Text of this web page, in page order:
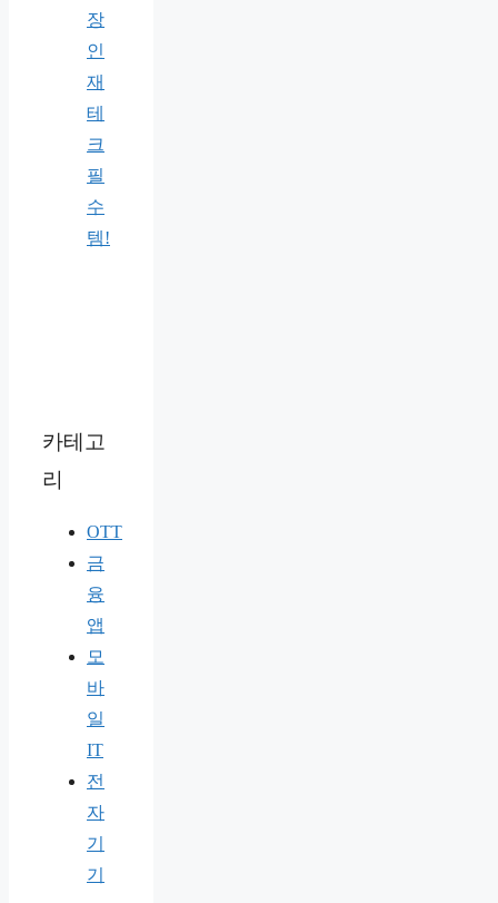
장
인
재
테
크
필
수
템!
카테고
리
OTT
금
융
앱
모
바
일
IT
전
자
기
기